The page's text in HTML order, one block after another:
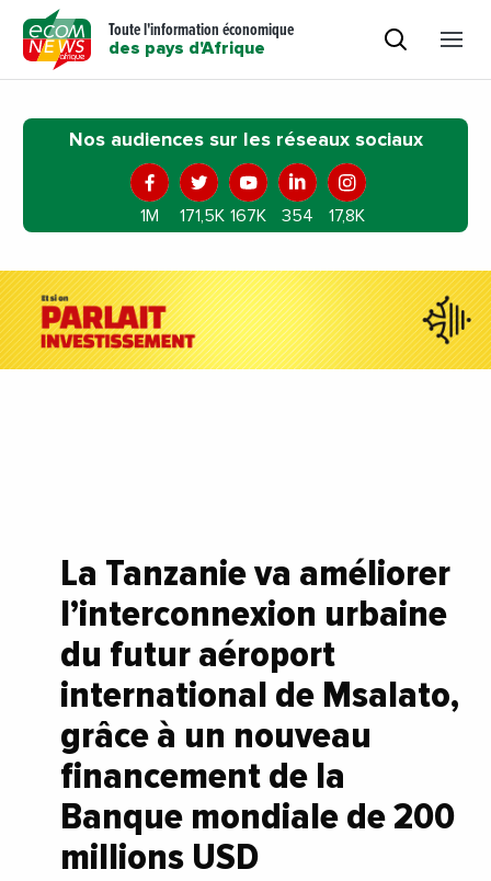
Toute l'information économique
des pays d'Afrique
Nos audiences sur les réseaux sociaux
1M 171,5K 167K 354 17,8K
La Tanzanie va améliorer
l’interconnexion urbaine
du futur aéroport
international de Msalato,
grâce à un nouveau
financement de la
Banque mondiale de 200
millions USD